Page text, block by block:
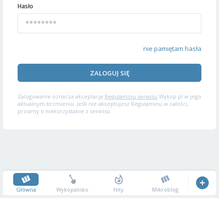
Hasło
nie pamiętam hasła
ZALOGUJ SIĘ
Zalogowanie oznacza akceptację Regulaminu serwisu Wykop.pl w jego
aktualnym brzmieniu. Jeśli nie akceptujesz Regulaminu w całości,
prosimy o niekorzystanie z serwisu.
Główna Wykopalisko Hity Mikroblog